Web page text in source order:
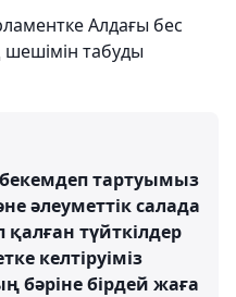
Алдағы бес
шешімін табуды
бекемдеп тартуымыз
әлеуметтік салада
түйткілдер
келтіруіміз
бәріне бірдей жаға